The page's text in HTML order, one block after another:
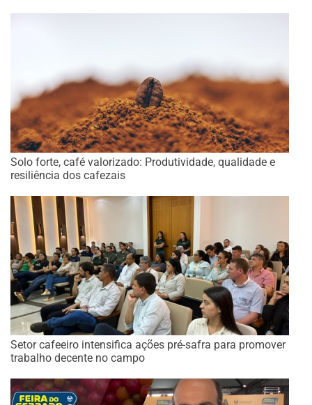
Solo forte, café valorizado: Produtividade, qualidade e
resiliência dos cafezais
Setor cafeeiro intensifica ações pré-safra para promover
trabalho decente no campo